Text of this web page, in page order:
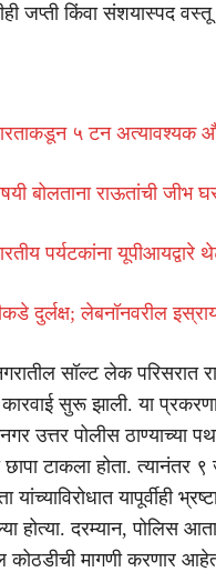
जप्ती किंवा संशयास्पद
५ टन अत्यावश्यक
बोलताना राऊतांची जीभ
पर्यटकांना यूपीआयद्वारे
दुर्लक्ष; लेबनॉनवरील
सॉल्ट लेक परिसरात
कारवाई सुरू झाली. या
उत्तर पोलीस ठाण्याच्या
छापा टाकला होता.
यांच्याविरोधात यापूर्वीही
होत्या. दरम्यान, पोलिस
मागणी करणार